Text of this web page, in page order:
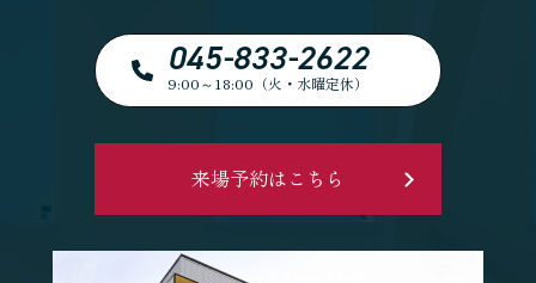
045-833-2622
9:00～18:00（火・水曜定休）
来場予約はこちら